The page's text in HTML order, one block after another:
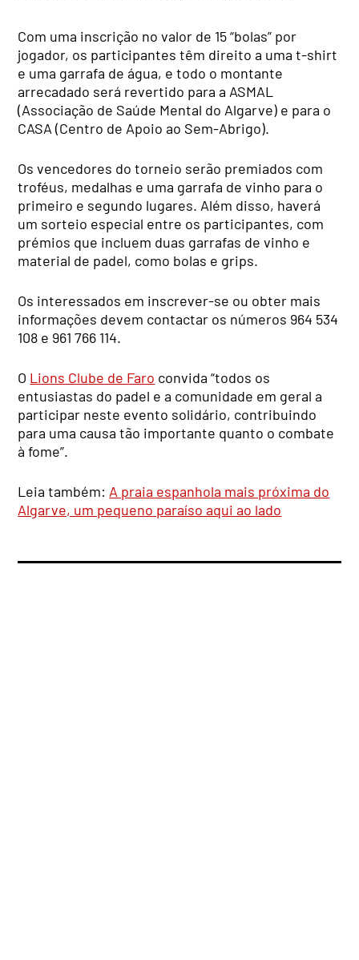
Com uma inscrição no valor de 15 “bolas” por
jogador, os participantes têm direito a uma t-shirt
e uma garrafa de água, e todo o montante
arrecadado será revertido para a ASMAL
(Associação de Saúde Mental do Algarve) e para o
CASA (Centro de Apoio ao Sem-Abrigo).
Os vencedores do torneio serão premiados com
troféus, medalhas e uma garrafa de vinho para o
primeiro e segundo lugares. Além disso, haverá
um sorteio especial entre os participantes, com
prémios que incluem duas garrafas de vinho e
material de padel, como bolas e grips.
Os interessados em inscrever-se ou obter mais
informações devem contactar os números 964 534
108 e 961 766 114.
O Lions Clube de Faro convida “todos os
entusiastas do padel e a comunidade em geral a
participar neste evento solidário, contribuindo
para uma causa tão importante quanto o combate
à fome”.
Leia também: A praia espanhola mais próxima do
Algarve, um pequeno paraíso aqui ao lado